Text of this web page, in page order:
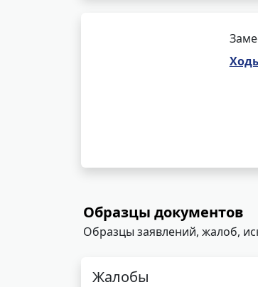
Образцы документов
Образцы заявлений, жалоб,
Жалобы